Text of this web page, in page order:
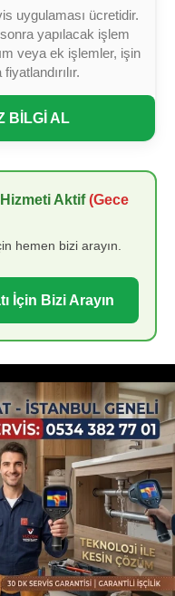
uygulaması ücretidir.
yapılacak işlem
veya ek işlemler, işin
BİLGİ AL
Aktif(Gece
hemen bizi arayın.
İçin Bizi Arayın